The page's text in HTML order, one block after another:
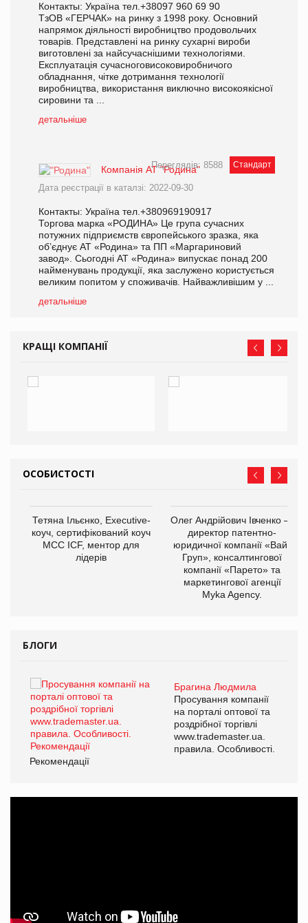
Контакты: Україна тел.+38097 960 69 90
ТзОВ «ГЕРЧАК» на ринку з 1998 року. Основний
напрямок діяльності виробництво продовольчих
товарів. Представлені на ринку сухарні вироби
виготовлені за найсучаснішими технологіями.
Експлуатація сучасноговисоковиробничого
обладнання, чітке дотримання технології
виробництва, використання виключно високоякісної
сировини та ...
детальніше
Переглядів: 8588 Стандарт
Компанія АТ "Родина"
Дата реєстрації в каталзі: 2022-09-30
Контакты: Україна тел.+380969190917
Торгова марка «РОДИНА» Це група сучасних
потужних підприємств європейського зразка, яка
об’єднує АТ «Родина» та ПП «Маргариновий
завод». Сьогодні АТ «Родина» випускає понад 200
найменувань продукції, яка заслужено користується
великим попитом у споживачів. Найважливішим у ...
детальніше
КРАЩІ КОМПАНІЇ
ОСОБИСТОСТІ
Тетяна Ільєнко, Executive-
коуч, сертифікований коуч
МСС ICF, ментор для
лідерів
Олег Андрійович Івченко —
директор патентно-
юридичної компанії «Вайз
Груп», консалтингової
компанії «Парето» та
маркетингової агенції
Myka Agency.
БЛОГИ
Брагина Людмила
Просування компанії
на порталі оптової та
роздрібної торгівлі
www.trademaster.ua.
правила. Особливості.
Рекомендації